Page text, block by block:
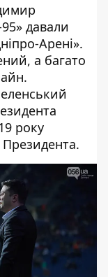
давали
Арені».
а багато
року